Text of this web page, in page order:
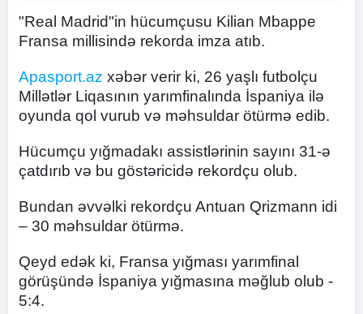
"Real Madrid"in hücumçusu Kilian Mbappe
Fransa millisində rekorda imza atıb.
Apasport.az xəbər verir ki, 26 yaşlı futbolçu
Millətlər Liqasının yarımfinalında İspaniya ilə
oyunda qol vurub və məhsuldar ötürmə edib.
Hücumçu yığmadakı assistlərinin sayını 31-ə
çatdırıb və bu göstəricidə rekordçu olub.
Bundan əvvəlki rekordçu Antuan Qrizmann idi
– 30 məhsuldar ötürmə.
Qeyd edək ki, Fransa yığması yarımfinal
görüşündə İspaniya yığmasına məğlub olub -
5:4.